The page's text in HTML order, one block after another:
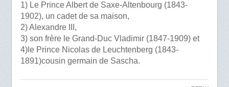
1) Le Prince Albert de Saxe-Altenbourg (1843-
1902), un cadet de sa maison,
2) Alexandre III,
3) son frère le Grand-Duc Vladimir (1847-1909) et
4)le Prince Nicolas de Leuchtenberg (1843-
1891)cousin germain de Sascha.